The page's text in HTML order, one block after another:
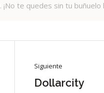
te quedes sin tu buñuelo
Siguiente
Dollarcity